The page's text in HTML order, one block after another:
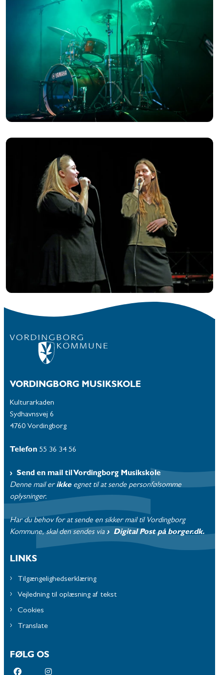
VORDINGBORG MUSIKSKOLE
Kulturarkaden
Sydhavnsvej 6
4760 Vordingborg
Telefon 55 36 34 56
Send en mail til Vordingborg Musikskole
Denne mail er ikke egnet til at sende personfølsomme
oplysninger.
Har du behov for at sende en sikker mail til Vordingborg
Kommune, skal den sendes via
Digital Post på borger.dk.
LINKS
Tilgængelighedserklæring
Vejledning til oplæsning af tekst
Cookies
Translate
FØLG OS